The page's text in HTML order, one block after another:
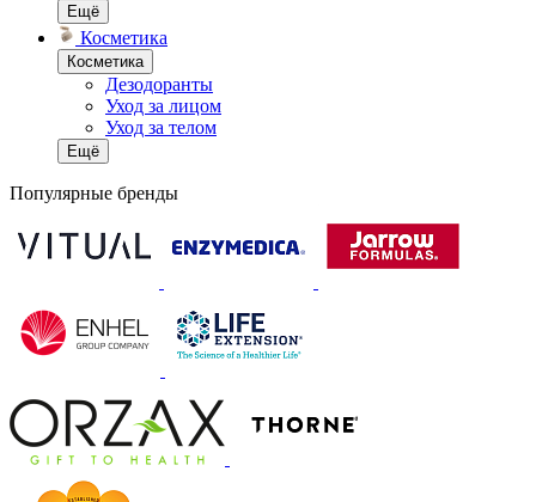
Ещё
Косметика
Косметика
Дезодоранты
Уход за лицом
Уход за телом
Ещё
Популярные бренды